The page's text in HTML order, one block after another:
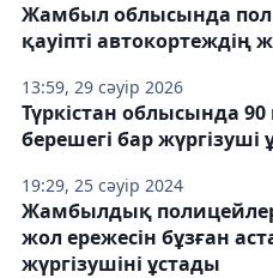
13:59, 29 сәуір 2026
Жамбыл облысында
қауіпті автокортеждің
19:29, 25 сәуір 2024
Түркістан облысында
берешегі бар жүргізуші
Жамбылдық
жол ережесін бұзған
жүргізушіні ұстады